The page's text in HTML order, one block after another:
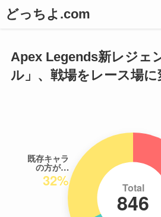
どっちよ.com
Apex Legends新レジェ
ル」、戦場をレース場に
既存キャラ
の方が…
32% Total
846